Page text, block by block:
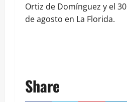
Ortiz de Domínguez y el 30
de agosto en La Florida.
Share